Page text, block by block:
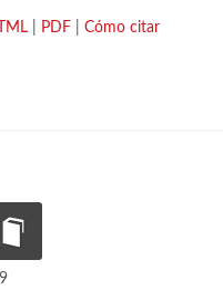
PDF Cómo citar